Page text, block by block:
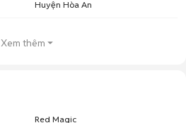
Huyện Hòa An
Xem thêm
Red Magic